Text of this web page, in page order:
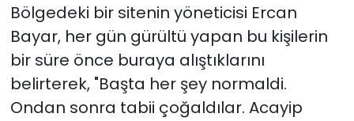
Bölgedeki bir sitenin yöneticisi Ercan
Bayar, her gün gürültü yapan bu kişilerin
bir süre önce buraya alıştıklarını
belirterek, "Başta her şey normaldi.
Ondan sonra tabii çoğaldılar. Acayip